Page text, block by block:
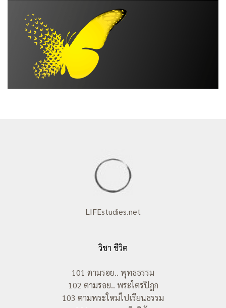
LIFEstudies.net
วิชา ชีวิต
101 ตามรอย.. พุทธธรรม
102 ตามรอย.. พระไตรปิฎก
103 ตามพระใหม่ไปเรียนธรรม